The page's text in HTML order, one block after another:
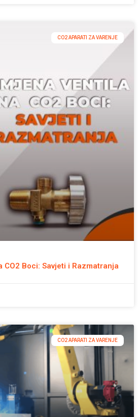
CO2 APARATI ZA VARENJE
CO2 Boci: Savjeti i Razmatranja
CO2 APARATI ZA VARENJE